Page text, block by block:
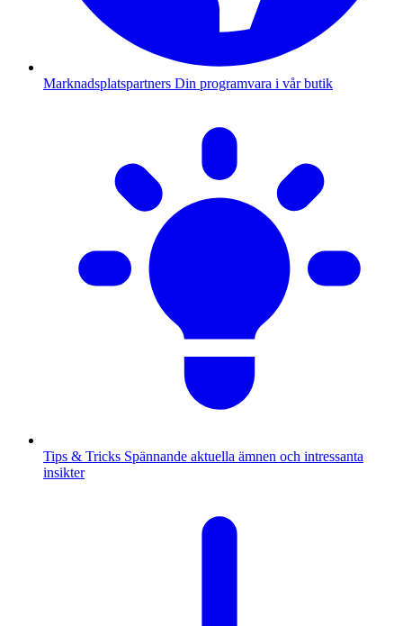
Marknadsplatspartners Din programvara i vår butik
Tips & Tricks Spännande aktuella ämnen och intressanta
insikter